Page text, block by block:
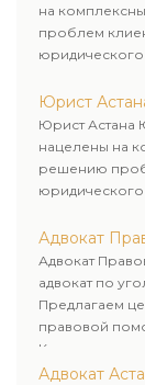
на
проблем
юридического
Юрист
Юрист Астана
нацелены на
решению
юридического
Адвокат
Адвокат
адвокат по
Предлагаем
правовой
Комплексное
лиц.
Адвокат